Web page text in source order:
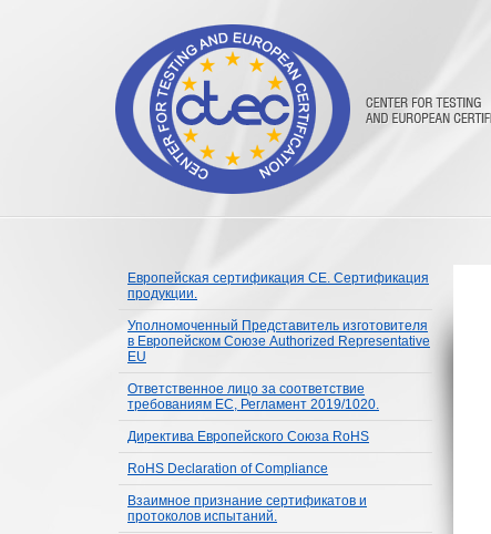
Европейская сертификация CE. Сертификация
продукции.
Уполномоченный Представитель изготовителя
в Европейском Союзе Authorized Representative
EU
Ответственное лицо за соответствие
требованиям ЕС, Регламент 2019/1020.
Директива Европейского Союза RoHS
RoHS Declaration of Compliance
Взаимное признание сертификатов и
протоколов испытаний.